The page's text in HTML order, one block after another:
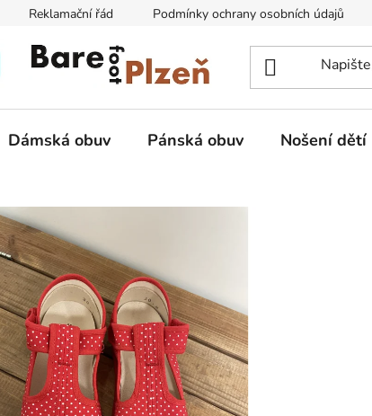
Reklamační řád Podmínky ochrany osobních údajů
Dámská obuv Pánská obuv Nošení dětí